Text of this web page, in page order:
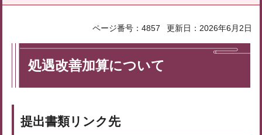
ページ番号：4857 更新日：2026年6月2日
処遇改善加算について
提出書類リンク先